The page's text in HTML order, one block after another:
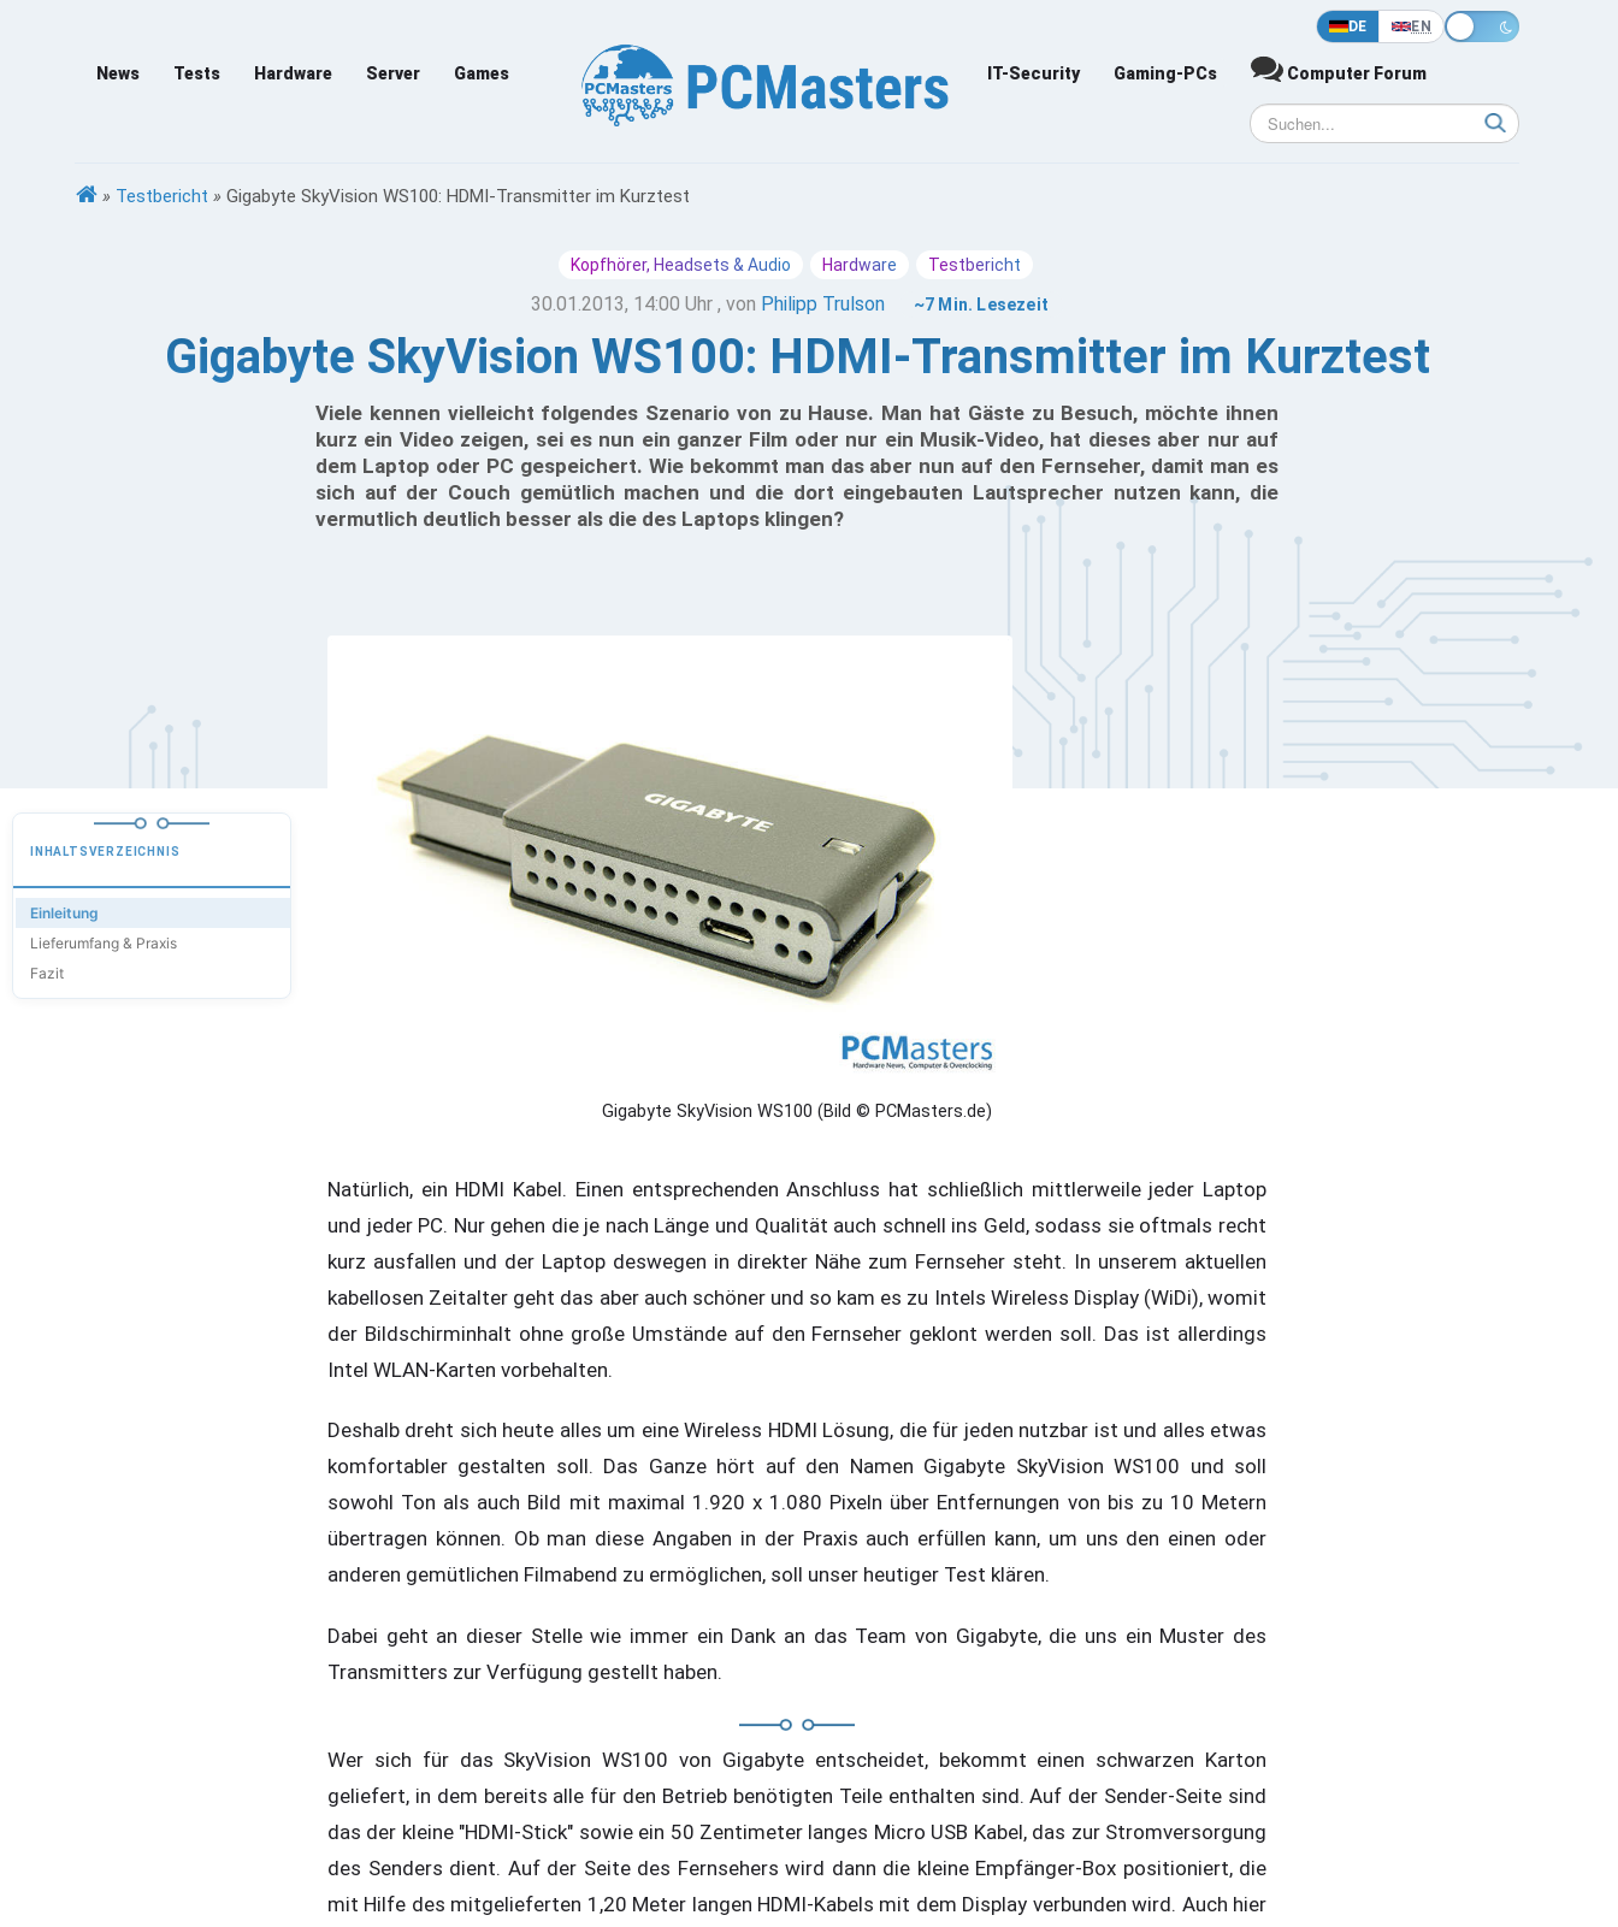
DE EN
News Tests Hardware Server Games IT-Security Gaming-PCs Computer Forum
» Testbericht » Gigabyte SkyVision WS100: HDMI-Transmitter im Kurztest
Kopfhörer, Headsets & Audio Hardware Testbericht
30.01.2013, 14:00 Uhr , von Philipp Trulson ~7 Min. Lesezeit
Gigabyte SkyVision WS100: HDMI-Transmitter im Kurztest
Viele kennen vielleicht folgendes Szenario von zu Hause. Man hat Gäste zu Besuch, möchte ihnen
kurz ein Video zeigen, sei es nun ein ganzer Film oder nur ein Musik-Video, hat dieses aber nur auf
dem Laptop oder PC gespeichert. Wie bekommt man das aber nun auf den Fernseher, damit man es
sich auf der Couch gemütlich machen und die dort eingebauten Lautsprecher nutzen kann, die
vermutlich deutlich besser als die des Laptops klingen?
INHALTSVERZEICHNIS
Einleitung
Lieferumfang & Praxis
Fazit
Gigabyte SkyVision WS100 (Bild © PCMasters.de)
Natürlich, ein HDMI Kabel. Einen entsprechenden Anschluss hat schließlich mittlerweile jeder Laptop
und jeder PC. Nur gehen die je nach Länge und Qualität auch schnell ins Geld, sodass sie oftmals recht
kurz ausfallen und der Laptop deswegen in direkter Nähe zum Fernseher steht. In unserem aktuellen
kabellosen Zeitalter geht das aber auch schöner und so kam es zu Intels Wireless Display (WiDi), womit
der Bildschirminhalt ohne große Umstände auf den Fernseher geklont werden soll. Das ist allerdings
Intel WLAN-Karten vorbehalten.
Deshalb dreht sich heute alles um eine Wireless HDMI Lösung, die für jeden nutzbar ist und alles etwas
komfortabler gestalten soll. Das Ganze hört auf den Namen Gigabyte SkyVision WS100 und soll
sowohl Ton als auch Bild mit maximal 1.920 x 1.080 Pixeln über Entfernungen von bis zu 10 Metern
übertragen können. Ob man diese Angaben in der Praxis auch erfüllen kann, um uns den einen oder
anderen gemütlichen Filmabend zu ermöglichen, soll unser heutiger Test klären.
Dabei geht an dieser Stelle wie immer ein Dank an das Team von Gigabyte, die uns ein Muster des
Transmitters zur Verfügung gestellt haben.
Wer sich für das SkyVision WS100 von Gigabyte entscheidet, bekommt einen schwarzen Karton
geliefert, in dem bereits alle für den Betrieb benötigten Teile enthalten sind. Auf der Sender-Seite sind
das der kleine "HDMI-Stick" sowie ein 50 Zentimeter langes Micro USB Kabel, das zur Stromversorgung
des Senders dient. Auf der Seite des Fernsehers wird dann die kleine Empfänger-Box positioniert, die
mit Hilfe des mitgelieferten 1,20 Meter langen HDMI-Kabels mit dem Display verbunden wird. Auch hier